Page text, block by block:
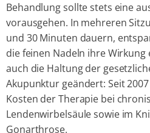
Behandlung sollte stets eine
vorausgehen. In mehreren
und 30 Minuten dauern,
die feinen Nadeln ihre
auch die Haltung der
Akupunktur geändert: Seit
Kosten der Therapie bei
Lendenwirbelsäule sowie im
Gonarthrose.